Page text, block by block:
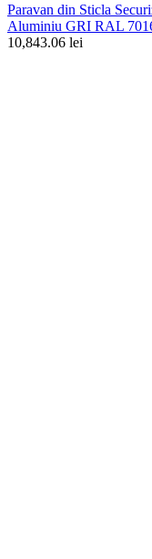
Paravan din Sticla
Aluminiu GRI RAL
10,843.06 lei